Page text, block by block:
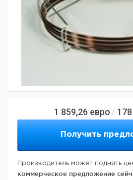
1 859,26 евро /
Получить
Производитель может поднять
коммерческое предложение